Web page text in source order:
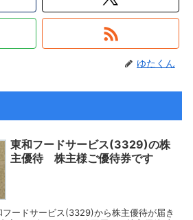
ゆたくん
東和フードサービス(3329)の株
主優待 株主様ご優待券です
ードサービス(3329)から株主優待が届き